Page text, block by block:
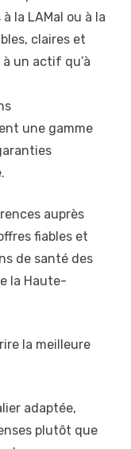
la LAMal ou à la
claires et
à un actif qu’à
une gamme
auprès
fiables et
de santé des
la Haute-
la meilleure
adaptée,
plutôt que